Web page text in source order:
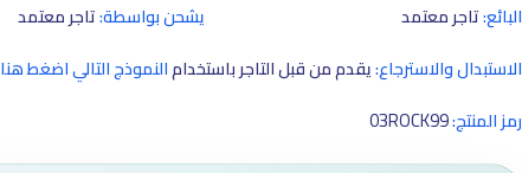
البائع:تاجر معتمد يشحن بواسطة:تاجر معتمد
الاستبدال والاسترجاع:يقدم من قبل التاجر باستخدامالنموذج التالي اضغط هنا
رمز المنتج:03ROCK99